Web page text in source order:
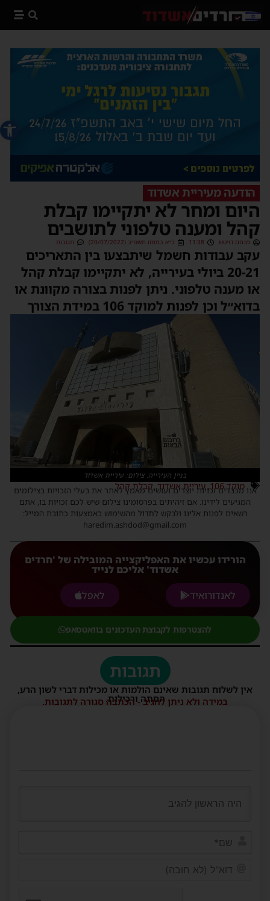
פתח
הודעה מעיריית אשדוד
היום ומחר לא יתקיימו קבלת
קהל ומענה טלפוני לתושבים
מנחם דויטש 11:38 כ״א בתמוז תשפ״ב (20/07/2022) תגובות
עקב עבודות חשמל שיתבצעו בין התאריכים
20-21 ביולי בעירייה, לא יתקיימו קבלת קהל
או מענה טלפוני. ניתן לפנות בצורה מקוונת או
בדוא״ל וכן לפנות למוקד 106 במידת הצורך
בניין העירייה. צילום: עיריית אשדוד
מוקד 106 ,עיריית אשדוד,קבלת קהל
אנו מכבדים זכויות יוצרים ועושים מאמץ לאתר את בעלי הזכויות בצילומים
המגיעים לידינו. אם זיהיתים בפרסומינו צילום שיש לכם זכויות בו, אתם
רשאים לפנות אלינו ולבקש לחדול מהשימוש באמצעות כתובת המייל:
haredim.ashdod@gmail.com
הורידו עכשיו את האפליקצייה המובילה של 'חרדים
אשדוד' אליכם לנייד
לאנדורואיד
לאפל
להצטרפות לקבוצת העדכונים בוואטסאפ
תגובות
אין לשלוח תגובות שאינם הולמות או מכילות דברי לשון הרע,
הסתה ורכילות.
במידה ולא ניתן להגיב - הכתבה סגורה לתגובות.